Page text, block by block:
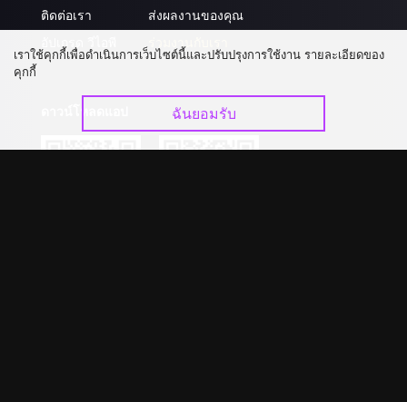
ติดต่อเรา
ส่งผลงานของคุณ
เราใช้คุกกี้เพื่อดำเนินการเว็บไซต์นี้และปรับปรุงการใช้งาน รายละเอียดของ
คุกกี้
ฉันยอมรับ